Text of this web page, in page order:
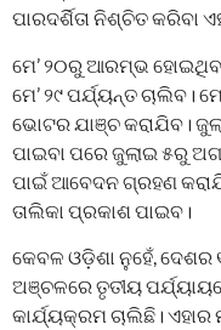
ପାରଦର୍ଶିତା ନିଶ୍ଚିତ କରିବା
ମେ’ ୨୦ରୁ ଆରମ୍ଭ
ମେ’ ୨୯ ପର୍ଯ୍ୟନ୍ତ ଚାଲିବ।
ଭୋଟର ଯାଞ୍ଚ କରାଯିବ।
ପାଇବା ପରେ ଜୁଲାଇ ୫ରୁ
ପାଇଁ ଆବେଦନ ଗ୍ରହଣ
ତାଲିକା ପ୍ରକାଶ ପାଇବ।
କେବଳ ଓଡ଼ିଶା ନୁହେଁ, ଦେଶର
ଅଞ୍ଚଳରେ ତୃତୀୟ
କାର୍ଯ୍ୟକ୍ରମ ଚାଲିଛି।